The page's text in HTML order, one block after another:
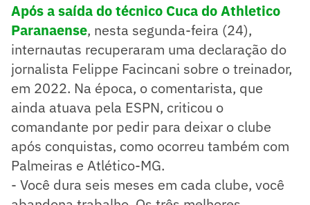
Após a saída do técnico Cuca do Athletico
Paranaense, nesta segunda-feira (24),
internautas recuperaram uma declaração do
jornalista Felippe Facincani sobre o treinador,
em 2022. Na época, o comentarista, que
ainda atuava pela ESPN, criticou o
comandante por pedir para deixar o clube
após conquistas, como ocorreu também com
Palmeiras e Atlético-MG.
- Você dura seis meses em cada clube, você